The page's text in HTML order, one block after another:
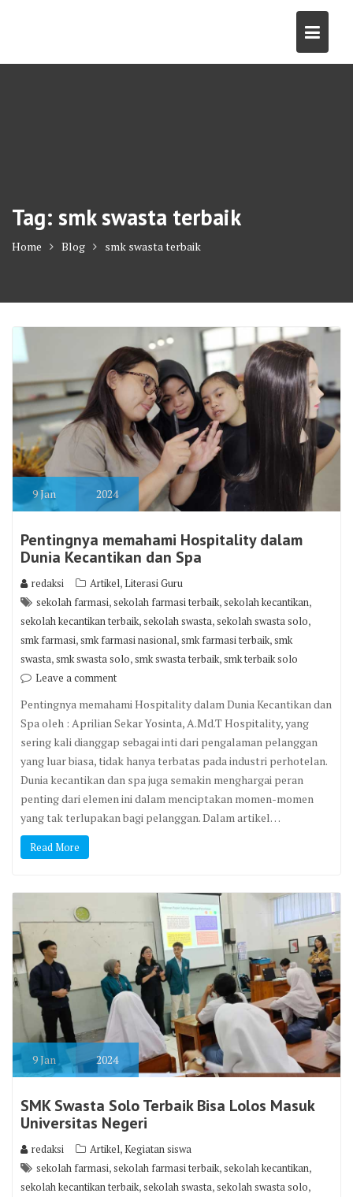
Tag: smk swasta terbaik
Home Blog smk swasta terbaik
9Jan 2024
Pentingnya memahami Hospitality dalam
Dunia Kecantikan dan Spa
redaksi Artikel,Literasi Guru
sekolah farmasi,sekolah farmasi terbaik,sekolah kecantikan,
sekolah kecantikan terbaik,sekolah swasta,sekolah swasta solo,
smk farmasi,smk farmasi nasional,smk farmasi terbaik,smk
swasta,smk swasta solo,smk swasta terbaik,smk terbaik solo
Leave a comment
Pentingnya memahami Hospitality dalam Dunia Kecantikan dan
Spa oleh : Aprilian Sekar Yosinta, A.Md.T Hospitality, yang
sering kali dianggap sebagai inti dari pengalaman pelanggan
yang luar biasa, tidak hanya terbatas pada industri perhotelan.
Dunia kecantikan dan spa juga semakin menghargai peran
penting dari elemen ini dalam menciptakan momen-momen
yang tak terlupakan bagi pelanggan. Dalam artikel…
Read More
9Jan 2024
SMK Swasta Solo Terbaik Bisa Lolos Masuk
Universitas Negeri
redaksi Artikel,Kegiatan siswa
sekolah farmasi,sekolah farmasi terbaik,sekolah kecantikan,
sekolah kecantikan terbaik,sekolah swasta,sekolah swasta solo,